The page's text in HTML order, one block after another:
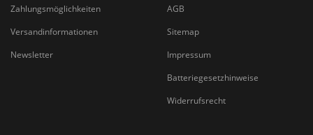
Zahlungsmöglichkeiten
Versandinformationen
Newsletter
AGB
Sitemap
Impressum
Batteriegesetzhinweise
Widerrufsrecht